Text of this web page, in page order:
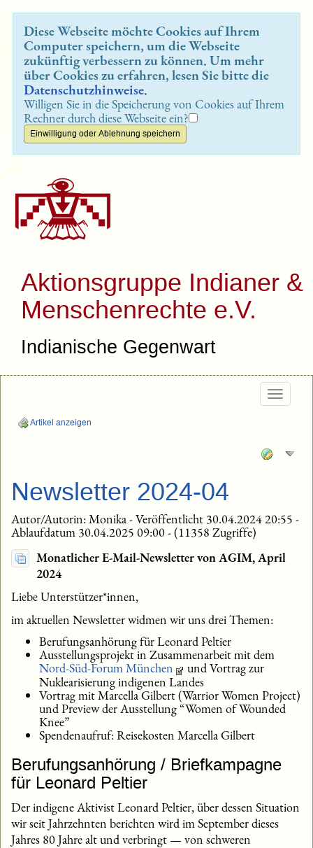
Diese Webseite möchte Cookies auf Ihrem
Computer speichern, um die Webseite
zukünftig verbessern zu können. Um mehr
über Cookies zu erfahren, lesen Sie bitte die
Datenschutzhinweise.
Willigen Sie in die Speicherung von Cookies auf Ihrem
Rechner durch diese Webseite ein?
Aktionsgruppe Indianer &
Menschenrechte e.V.
Indianische Gegenwart
Artikel anzeigen
Newsletter 2024-04
Autor/Autorin: Monika - Veröffentlicht 30.04.2024 20:55 -
Ablaufdatum 30.04.2025 09:00 - (11358 Zugriffe)
Monatlicher E-Mail-Newsletter von AGIM, April
2024
Liebe Unterstützer*innen,
im aktuellen Newsletter widmen wir uns drei Themen:
Berufungsanhörung für Leonard Peltier
Ausstellungsprojekt in Zusammenarbeit mit dem
Nord-Süd-Forum München
und Vortrag zur
Nuklearisierung indigenen Landes
Vortrag mit Marcella Gilbert (Warrior Women Project)
und Preview der Ausstellung “Women of Wounded
Knee”
Spendenaufruf: Reisekosten Marcella Gilbert
Berufungsanhörung / Briefkampagne
für Leonard Peltier
Der indigene Aktivist Leonard Peltier, über dessen Situation
wir seit Jahrzehnten berichten wird im September dieses
Jahres 80 Jahre alt und verbringt — von schweren